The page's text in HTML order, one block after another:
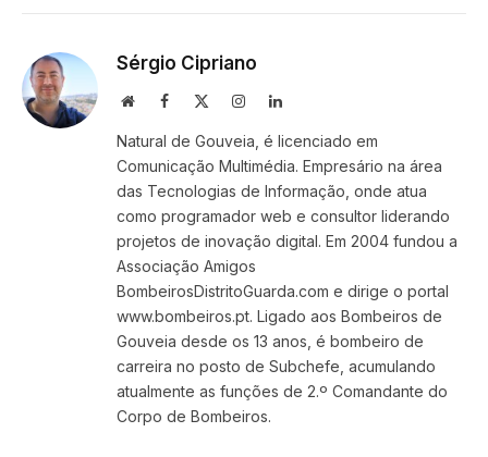
Sérgio Cipriano
WebsiteFacebook InstagramLinkedIn
Natural de Gouveia, é licenciado em
Comunicação Multimédia. Empresário na área
das Tecnologias de Informação, onde atua
como programador web e consultor liderando
projetos de inovação digital. Em 2004 fundou a
Associação Amigos
BombeirosDistritoGuarda.com e dirige o portal
www.bombeiros.pt. Ligado aos Bombeiros de
Gouveia desde os 13 anos, é bombeiro de
carreira no posto de Subchefe, acumulando
atualmente as funções de 2.º Comandante do
Corpo de Bombeiros.